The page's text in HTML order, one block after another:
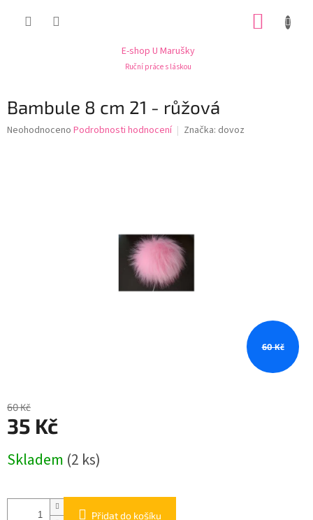
E-shop U Marušky
Ruční práce s láskou
Bambule 8 cm 21 - růžová
Průměrné
Neohodnoceno Podrobnosti hodnocení Značka: dovoz
60 Kč
60 Kč
35 Kč
cena:
Skladem (2 ks)
Přidat do košíku